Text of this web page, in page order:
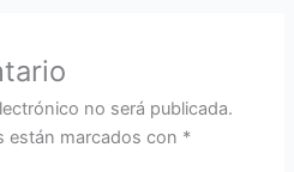
no será publicada.
están marcados con *